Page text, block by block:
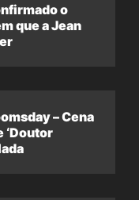
o
que a Jean
– Cena